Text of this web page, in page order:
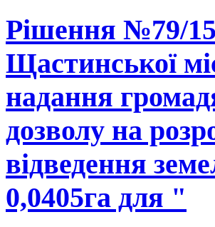
Рішення №79/15
Щастинської
надання
дозволу на
відведення
0,0405га для "